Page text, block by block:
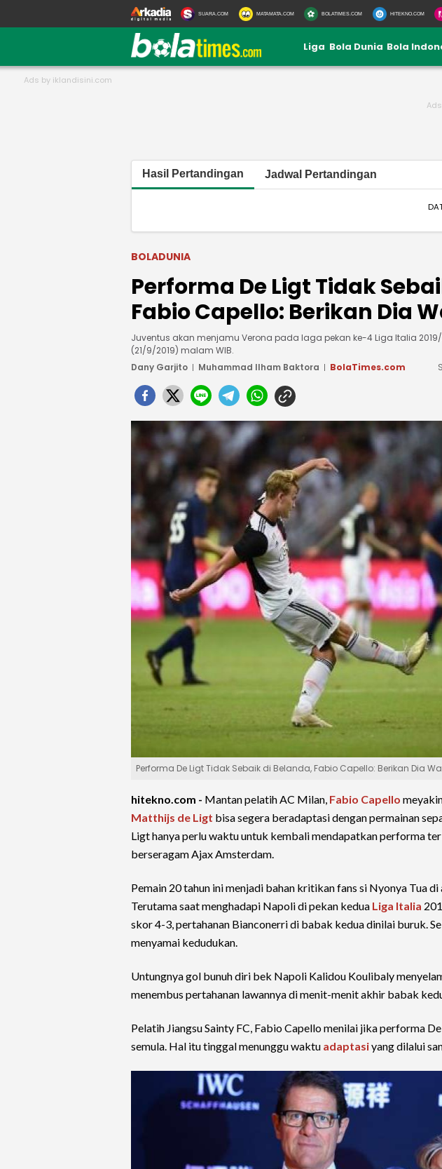
SUARA.COM MATAMATA.COM BOLATIMES.COM HITEKNO.COM
Liga Bola Dunia Bola
Hasil Pertandingan Jadwal Pertandingan
BOLADUNIA
Performa De Ligt Tidak
Fabio Capello: Berikan Dia
Juventus akan menjamu Verona pada laga pekan ke-4 Liga Italia
(21/9/2019) malam WIB.
Dany Garjito
Muhammad Ilham Baktora BolaTimes.com
Performa De Ligt Tidak Sebaik di Belanda, Fabio Capello: Berikan Dia
hitekno.com - Mantan pelatih AC Milan, Fabio Capello
Matthijs de Ligt bisa segera beradaptasi dengan permainan
Ligt hanya perlu waktu untuk kembali mendapatkan performa
berseragam Ajax Amsterdam.
Pemain 20 tahun ini menjadi bahan kritikan fans si Nyonya Tua
Terutama saat menghadapi Napoli di pekan kedua Liga Italia
skor 4-3, pertahanan Bianconerri di babak kedua dinilai buruk.
menyamai kedudukan.
Untungnya gol bunuh diri bek Napoli Kalidou Koulibaly
menembus pertahanan lawannya di menit-menit akhir babak
Pelatih Jiangsu Sainty FC, Fabio Capello menilai jika performa
semula. Hal itu tinggal menunggu waktu adaptasiyang dilalui